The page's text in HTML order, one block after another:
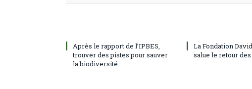
Après le rapport de l’IPBES,
trouver des pistes pour sauver
la biodiversité
La Fondation
salue le retour